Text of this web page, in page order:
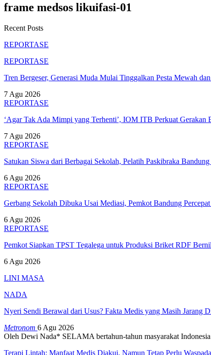
frame medsos likuifasi-01
Recent Posts
REPORTASE
REPORTASE
Tren Bergeser, Generasi Muda Mulai Tinggalkan Pesta Mewah
7 Agu 2026
REPORTASE
‘Agar Tak Ada Mimpi yang Terhenti’, IOM ITB Perkuat Gerakan
7 Agu 2026
REPORTASE
Satukan Siswa dari Berbagai Sekolah, Pelatih Paskibraka
6 Agu 2026
REPORTASE
Gerbang Sekolah Dibuka Usai Mediasi, Pemkot Bandung
6 Agu 2026
REPORTASE
Pemkot Siapkan TPST Tegalega untuk Produksi Briket RDF
6 Agu 2026
LINI MASA
NADA
Nyeri Sendi Berawal dari Usus? Fakta Medis yang Masih Jarang
Metronom 6 Agu 2026
Oleh Dewi Nada* SELAMA bertahun-tahun masyarakat
Terapi Lintah: Manfaat Medis Diakui, Namun Tetap Perlu